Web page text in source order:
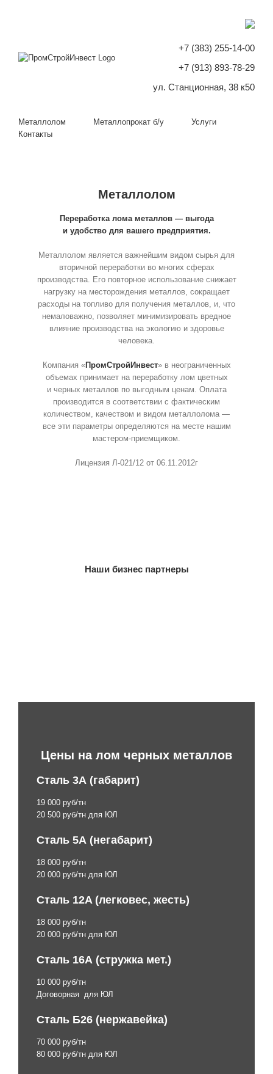
+7 (383) 255-14-00
+7 (913) 893-78-29
ул. Станционная, 38 к50
Металлолом Металлопрокат б/у
Услуги
Контакты
Металлолом
Переработка лома металлов — выгода
и удобство для вашего предприятия.
Металлолом является важнейшим видом сырья для
вторичной переработки во многих сферах
производства. Его повторное использование снижает
нагрузку на месторождения металлов, сокращает
расходы на топливо для получения металлов, и, что
немаловажно, позволяет минимизировать вредное
влияние производства на экологию и здоровье
человека.
Компания «ПромСтройИнвест» в неограниченных
объемах принимает на переработку лом цветных
и черных металлов по выгодным ценам. Оплата
производится в соответствии с фактическим
количеством, качеством и видом металлолома —
все эти параметры определяются на месте нашим
мастером-приемщиком.
Лицензия Л-021/12 от 06.11.2012г
Наши бизнес партнеры
Цены на лом черных металлов
Сталь 3А (габарит)
19 000 руб/тн
20 500 руб/тн для ЮЛ
Сталь 5А (негабарит)
18 000 руб/тн
20 000 руб/тн для ЮЛ
Сталь 12A (легковес, жесть)
18 000 руб/тн
20 000 руб/тн для ЮЛ
Сталь 16А (стружка мет.)
10 000 руб/тн
Договорная для ЮЛ
Сталь Б26 (нержавейка)
70 000 руб/тн
80 000 руб/тн для ЮЛ